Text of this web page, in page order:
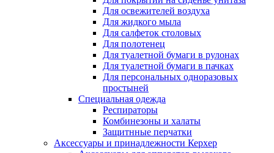
Для освежителей воздуха
Для жидкого мыла
Для салфеток столовых
Для полотенец
Для туалетной бумаги в рулонах
Для туалетной бумаги в пачках
Для персональных одноразовых
простыней
Специальная одежда
Респираторы
Комбинезоны и халаты
Защитнные перчатки
Аксессуары и принадлежности Керхер